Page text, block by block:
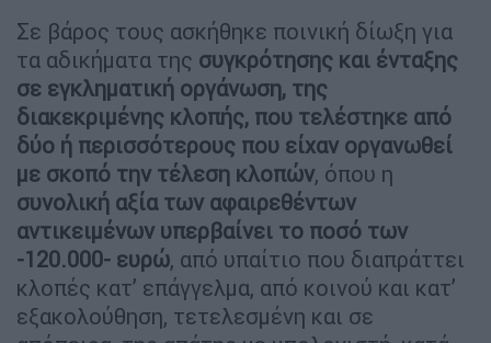
Σε βάρος τους ασκήθηκε ποινική δίωξη για
τα αδικήματα της συγκρότησης και ένταξης
σε εγκληματική οργάνωση, της
διακεκριμένης κλοπής, που τελέστηκε από
δύο ή περισσότερους που είχαν οργανωθεί
με σκοπό την τέλεση κλοπών, όπου η
συνολική αξία των αφαιρεθέντων
αντικειμένων υπερβαίνει το ποσό των
-120.000- ευρώ, από υπαίτιο που διαπράττει
κλοπές κατ’ επάγγελμα, από κοινού και κατ’
εξακολούθηση, τετελεσμένη και σε